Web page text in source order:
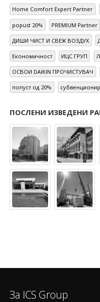
Home Comfort Expert Partner
popust 20% PREMIUM Partner
ДИШИ ЧИСТ И СВЕЖ ВОЗДУХ
Економичност ИЦС ГРУП
ОСВОИ DAIKIN ПРОЧИСТУВАЧ
попуст од 20%
ПОСЛЕНИ ИЗВЕДЕНИ
За ICS Group